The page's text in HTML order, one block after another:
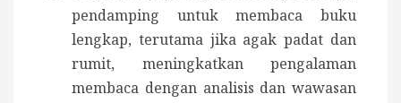
pendamping untuk membaca buku
lengkap, terutama jika agak padat dan
rumit, meningkatkan pengalaman
membaca dengan analisis dan wawasan